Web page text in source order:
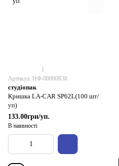
1
Артикул: НФ-00000838
студіопак
Кришка LA-CAR SP62L(100 шт/
уп)
133.00грн/уп.
В наявності